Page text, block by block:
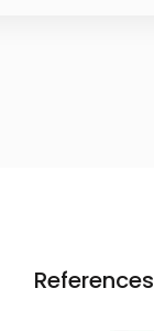
References